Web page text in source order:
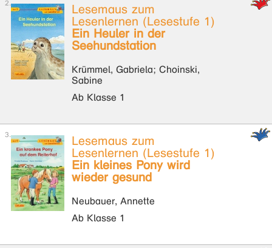
Lesemaus zum
Lesenlernen (Lesestufe 1)
Ein Heuler in der
Seehundstation
Krümmel, Gabriela; Choinski,
Sabine
Ab Klasse 1
Lesemaus zum
Lesenlernen (Lesestufe 1)
Ein kleines Pony wird
wieder gesund
Neubauer, Annette
Ab Klasse 1